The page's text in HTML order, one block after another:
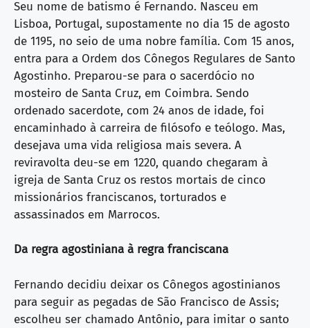
Seu nome de batismo é Fernando. Nasceu em
Lisboa, Portugal, supostamente no dia 15 de agosto
de 1195, no seio de uma nobre família. Com 15 anos,
entra para a Ordem dos Cônegos Regulares de Santo
Agostinho. Preparou-se para o sacerdócio no
mosteiro de Santa Cruz, em Coimbra. Sendo
ordenado sacerdote, com 24 anos de idade, foi
encaminhado à carreira de filósofo e teólogo. Mas,
desejava uma vida religiosa mais severa. A
reviravolta deu-se em 1220, quando chegaram à
igreja de Santa Cruz os restos mortais de cinco
missionários franciscanos, torturados e
assassinados em Marrocos.
Da regra agostiniana à regra franciscana
Fernando decidiu deixar os Cônegos agostinianos
para seguir as pegadas de São Francisco de Assis;
escolheu ser chamado Antônio, para imitar o santo